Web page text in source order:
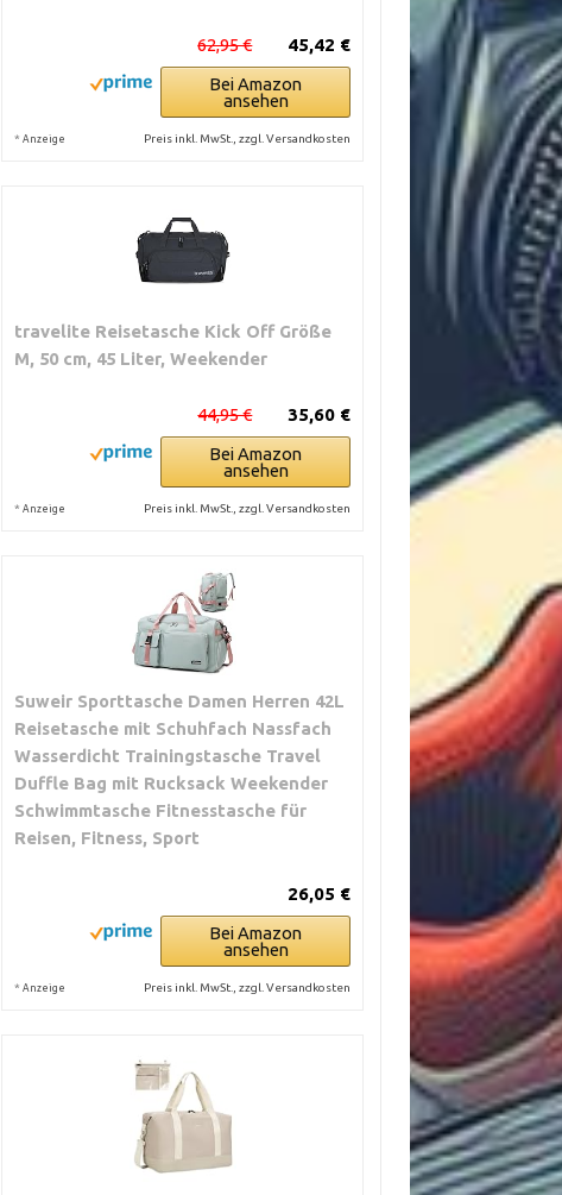
45,42 €
62,95 €
Bei Amazon
ansehen
* Anzeige Preis inkl. MwSt., zzgl. Versandkosten
travelite Reisetasche Kick Off Größe
M, 50 cm, 45 Liter, Weekender
35,60 €
44,95 €
Bei Amazon
ansehen
* Anzeige Preis inkl. MwSt., zzgl. Versandkosten
Suweir Sporttasche Damen Herren 42L
Reisetasche mit Schuhfach Nassfach
Wasserdicht Trainingstasche Travel
Duffle Bag mit Rucksack Weekender
Schwimmtasche Fitnesstasche für
Reisen, Fitness, Sport
26,05 €
Bei Amazon
ansehen
* Anzeige Preis inkl. MwSt., zzgl. Versandkosten